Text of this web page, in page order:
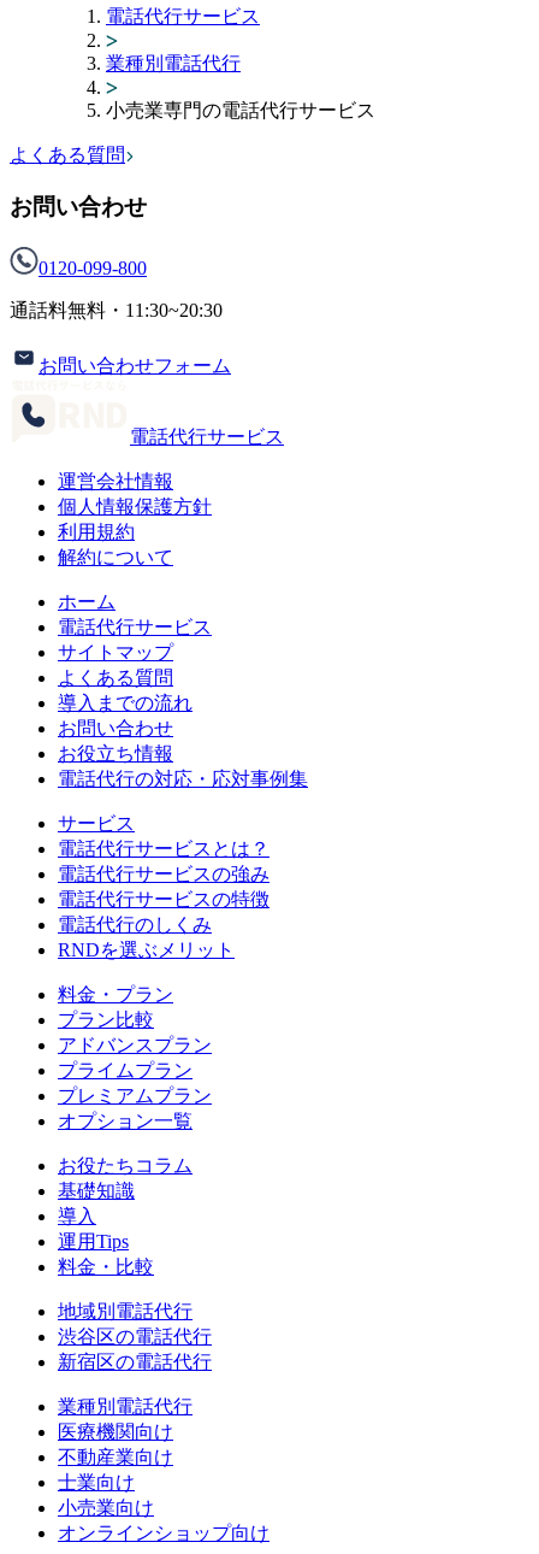
電話代行サービス
業種別電話代行
小売業専門の電話代行サービス
よくある質問
お問い合わせ
0120-099-800
通話料無料・ 11:30~20:30
お問い合わせフォーム
電話代行サービス
運営会社情報
個人情報保護方針
利用規約
解約について
ホーム
電話代行サービス
サイトマップ
よくある質問
導入までの流れ
お問い合わせ
お役立ち情報
電話代行の対応・応対事例集
サービス
電話代行サービスとは？
電話代行サービスの強み
電話代行サービスの特徴
電話代行のしくみ
RNDを選ぶメリット
料金・プラン
プラン比較
アドバンスプラン
プライムプラン
プレミアムプラン
オプション一覧
お役たちコラム
基礎知識
導入
運用Tips
料金・比較
地域別電話代行
渋谷区の電話代行
新宿区の電話代行
業種別電話代行
医療機関向け
不動産業向け
士業向け
小売業向け
オンラインショップ向け